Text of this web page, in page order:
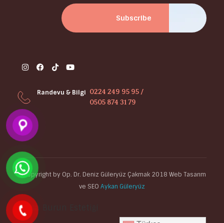
Randevu & Bilgi 0224 249 95 95 /
0505 874 31 79
©Copyright by Op. Dr. Deniz Güleryüz Çakmak 2018 Web Tasarım
ve SEO Aykan Güleryüz
Bursa Burun Estetiği